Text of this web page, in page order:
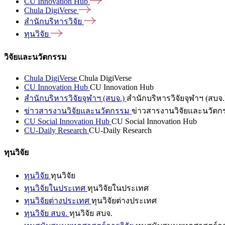
Chula DigiVerse
สำนักบริหารวิจัย
ทุนวิจัย
วิจัยและนวัตกรรม
Chula DigiVerse Chula DigiVerse
CU Innovation Hub CU Innovation Hub
สำนักบริหารวิจัยจุฬาฯ (สบจ.) สำนักบริหารวิจัยจุฬาฯ (สบจ
ข่าวสารงานวิจัยและนวัตกรรม ข่าวสารงานวิจัยและนวัตก
CU Social Innovation Hub CU Social Innovation Hub
CU-Daily Research CU-Daily Research
ทุนวิจัย
ทุนวิจัย ทุนวิจัย
ทุนวิจัยในประเทศ ทุนวิจัยในประเทศ
ทุนวิจัยต่างประเทศ ทุนวิจัยต่างประเทศ
ทุนวิจัย สบจ. ทุนวิจัย สบจ.